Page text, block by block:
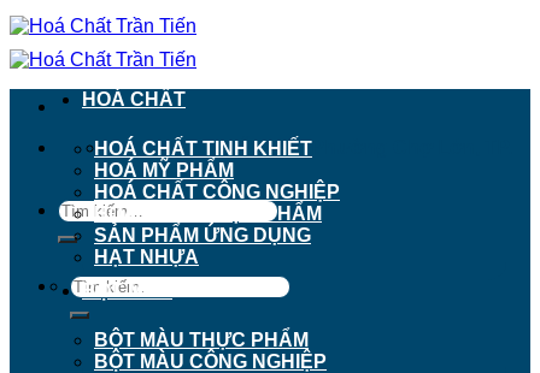
Chuyển
đến
nội
911 - 913 Nguyễn Trãi, Phường Chợ Lớn, TP.
Hồ Chí Minh
Tìm
kiếm:
Tìm
kiếm:
HOÁ CHẤT
HOÁ CHẤT TINH KHIẾT
HOÁ MỸ PHẨM
HOÁ CHẤT CÔNG NGHIỆP
HOÁ CHẤT THỰC PHẨM
SẢN PHẨM ỨNG DỤNG
HẠT NHỰA
BỘT MÀU
BỘT MÀU THỰC PHẨM
BỘT MÀU CÔNG NGHIỆP